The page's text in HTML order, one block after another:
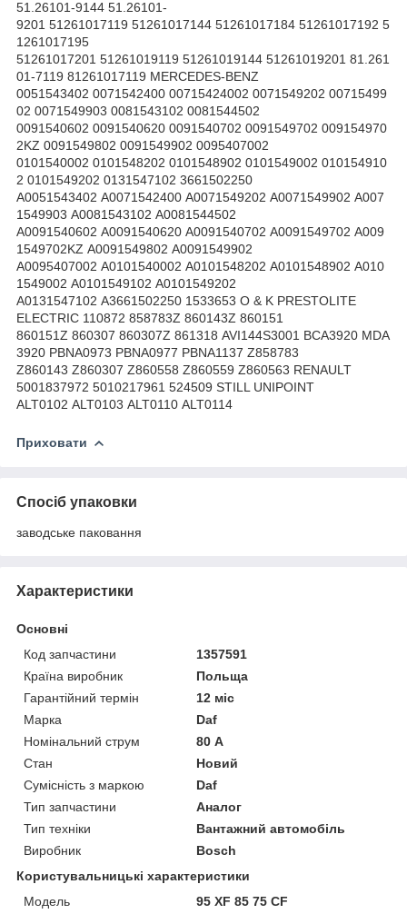
51.26101-9144 51.26101-
9201 51261017119 51261017144 51261017184 51261017192 5
1261017195
51261017201 51261019119 51261019144 51261019201 81.261
01-7119 81261017119 MERCEDES-BENZ
0051543402 0071542400 00715424002 0071549202 00715499
02 0071549903 0081543102 0081544502
0091540602 0091540620 0091540702 0091549702 009154970
2KZ 0091549802 0091549902 0095407002
0101540002 0101548202 0101548902 0101549002 010154910
2 0101549202 0131547102 3661502250
A0051543402 A0071542400 A0071549202 A0071549902 A007
1549903 A0081543102 A0081544502
A0091540602 A0091540620 A0091540702 A0091549702 A009
1549702KZ A0091549802 A0091549902
A0095407002 A0101540002 A0101548202 A0101548902 A010
1549002 A0101549102 A0101549202
A0131547102 A3661502250 1533653 O & K PRESTOLITE
ELECTRIC 110872 858783Z 860143Z 860151
860151Z 860307 860307Z 861318 AVI144S3001 BCA3920 MDA
3920 PBNA0973 PBNA0977 PBNA1137 Z858783
Z860143 Z860307 Z860558 Z860559 Z860563 RENAULT
5001837972 5010217961 524509 STILL UNIPOINT
ALT0102 ALT0103 ALT0110 ALT0114
Приховати
Спосіб упаковки
заводське паковання
Характеристики
Основні
Код запчастини
1357591
Країна виробник
Польща
Гарантійний термін
12 міс
Марка
Daf
Номінальний струм
80 А
Стан
Новий
Сумісність з маркою
Daf
Тип запчастини
Аналог
Тип техніки
Вантажний автомобіль
Виробник
Bosch
Користувальницькі характеристики
Мoдель
95 XF 85 75 CF